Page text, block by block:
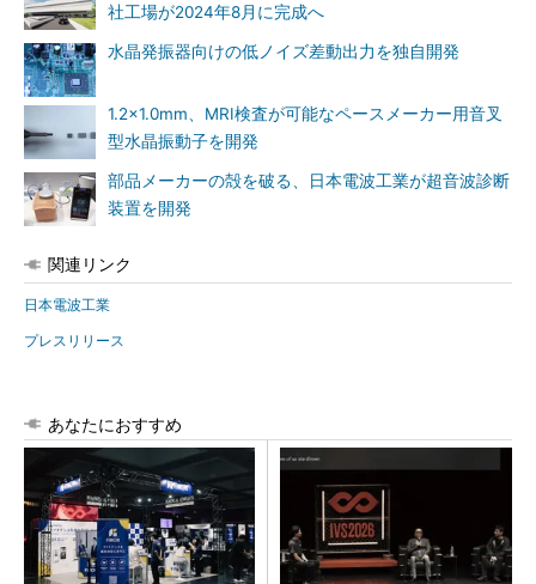
社工場が2024年8月に完成へ
水晶発振器向けの低ノイズ差動出力を独自開発
1.2×1.0mm、MRI検査が可能なペースメーカー用音叉
型水晶振動子を開発
部品メーカーの殻を破る、日本電波工業が超音波診断
装置を開発
関連リンク
日本電波工業
プレスリリース
あなたにおすすめ